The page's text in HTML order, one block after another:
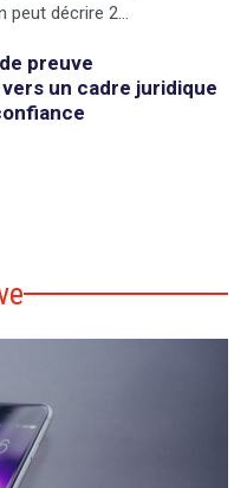
peut décrire 2…
preuve
un cadre juridique